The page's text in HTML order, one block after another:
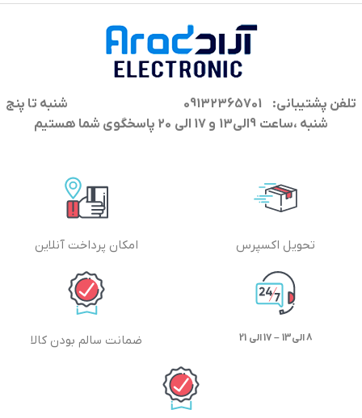
تلفن پشتیبانی: 09132365701
شنبه تا پنج
شنبه ،ساعت 9الی13 و 17 الی 20 پاسخگوی شما هستیم
تحویل اکسپرس امکان پرداخت آنلاین
8 الی13 – 17 الی 21 ضمانت سالم بودن کالا